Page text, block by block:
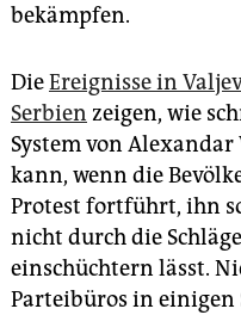
bekämpfen.
DieEreignisse in
Serbien zeigen, wie
System von
kann, wenn die
Protest fortführt, ihn
nicht durch die
einschüchtern lässt.
Parteibüros in einigen